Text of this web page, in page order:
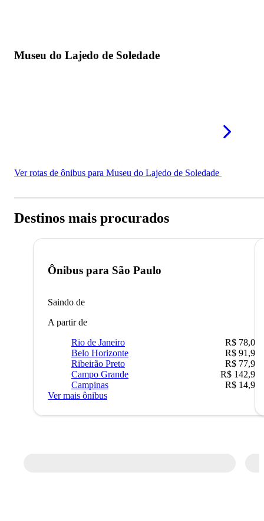
Museu do Lajedo de Soledade
Ver rotas de ônibus para Museu do Lajedo de Soledade
Destinos mais procurados
Ônibus para São Paulo
Saindo de
A partir de
Rio de Janeiro
R$ 78,02
Belo Horizonte
R$ 91,90
Ribeirão Preto
R$ 77,90
Campo Grande
R$ 142,90
Campinas
R$ 14,90
Ver mais ônibus